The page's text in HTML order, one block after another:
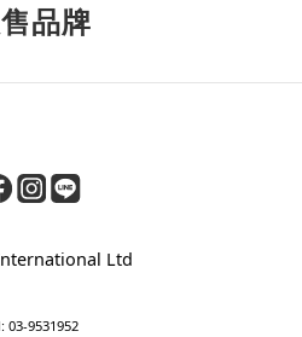
│ WORLDWIDE SHIPPING
品牌
Ltd
03-9531952